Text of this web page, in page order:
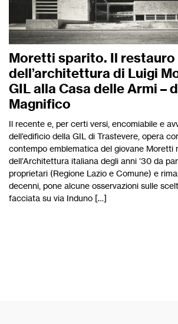
Moretti sparito. Il restauro
dell’architettura di Luigi
GIL alla Casa delle Armi –
Magnifico
Il recente e, per certi versi, encomiabile e
dell’edificio della GIL di Trastevere, opera
contempo emblematica del giovane Moretti
dell’Architettura italiana degli anni ’30 da
proprietari (Regione Lazio e Comune) e
decenni, pone alcune osservazioni sulle
facciata su via Induno […]